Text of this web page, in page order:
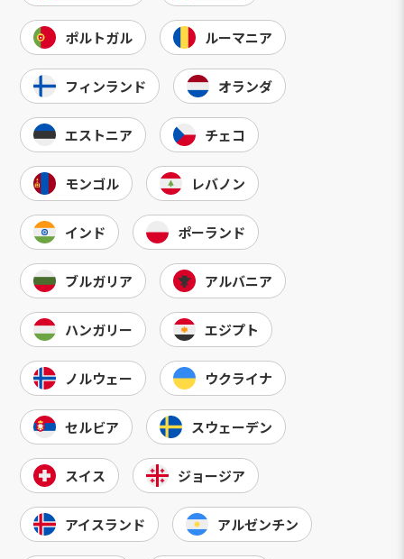
ポルトガル ルーマニア
フィンランド オランダ
エストニア チェコ
モンゴル レバノン
インド ポーランド
ブルガリア アルバニア
ハンガリー エジプト
ノルウェー ウクライナ
セルビア スウェーデン
スイス ジョージア
アイスランド アルゼンチン